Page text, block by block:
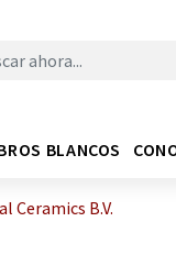
BLANCOS
Ceramics B.V.